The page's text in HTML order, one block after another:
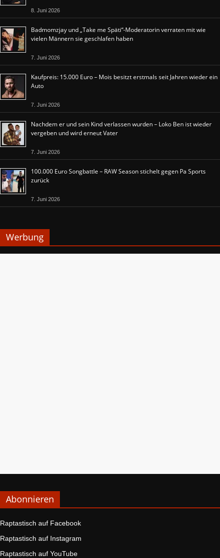
8. Juni 2026
Badmomzjay und „Take me Späti“-Moderatorin verraten mit wie
vielen Männern sie geschlafen haben
7. Juni 2026
Kaufpreis: 15.000 Euro – Mois besitzt erstmals seit Jahren wieder ein
Auto
7. Juni 2026
Nachdem er und sein Kind verlassen wurden – Loko Ben ist wieder
vergeben und wird erneut Vater
7. Juni 2026
100.000 Euro Songbattle – RAW Season stichelt gegen Pa Sports
zurück
7. Juni 2026
Werbung
Abonnieren
Raptastisch auf Facebook
Raptastisch auf Instagram
Raptastisch auf YouTube